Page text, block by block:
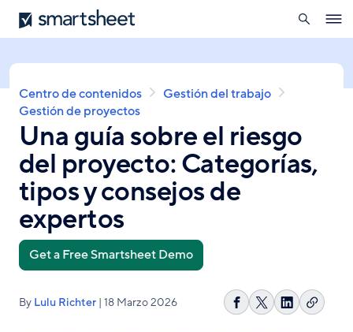
Pasar
al
principal
Smartsheet
búsqueda
Sobrescribir
enlaces
de
ayuda
a
la
navegación
Centro de contenidos
Gestión del trabajo
Gestión de proyectos
Una guía sobre el riesgo
del proyecto: Categorías,
tipos y consejos de
expertos
Get a Free Smartsheet Demo
By Lulu Richter | 18 Marzo 2026
Compartir
ShareCompartir
Copiar